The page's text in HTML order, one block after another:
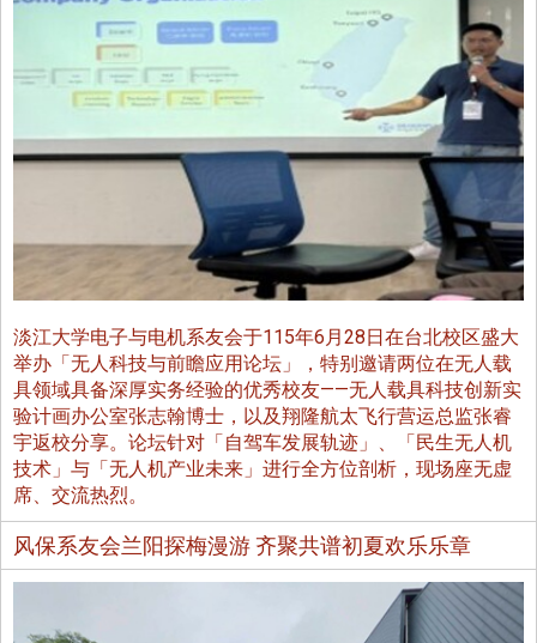
淡江大学电子与电机系友会于115年6月28日在台北校区盛大
举办「无人科技与前瞻应用论坛」，特别邀请两位在无人载
具领域具备深厚实务经验的优秀校友——无人载具科技创新实
验计画办公室张志翰博士，以及翔隆航太飞行营运总监张睿
宇返校分享。论坛针对「自驾车发展轨迹」、「民生无人机
技术」与「无人机产业未来」进行全方位剖析，现场座无虚
席、交流热烈。
风保系友会兰阳探梅漫游 齐聚共谱初夏欢乐乐章